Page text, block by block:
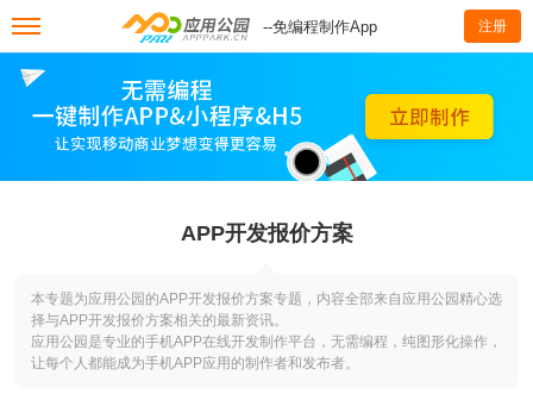
--免编程制作App 注册
APP开发报价方案
本专题为应用公园的APP开发报价方案专题，内容全部来自应用公园精心选
择与APP开发报价方案相关的最新资讯。
应用公园是专业的手机APP在线开发制作平台，无需编程，纯图形化操作，
让每个人都能成为手机APP应用的制作者和发布者。